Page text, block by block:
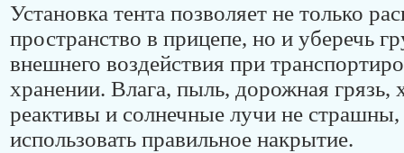
Установка тента позволяет не только
пространство в прицепе, но и уберечь
внешнего воздействия при
хранении. Влага, пыль, дорожная грязь,
реактивы и солнечные лучи не страшны,
использовать правильное накрытие.